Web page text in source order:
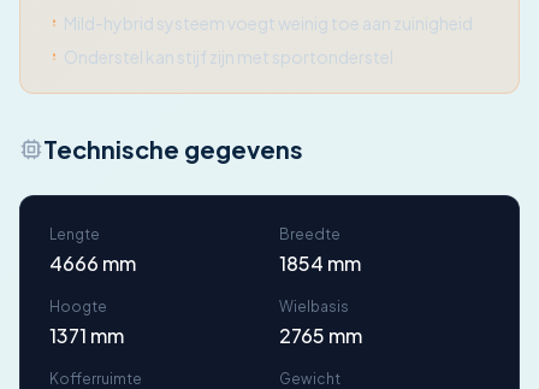
Mild-hybrid systeem voegt weinig toe aan zuinigheid
Onderstel kan stijf zijn met sportonderstel
Technische gegevens
Lengte
4666 mm
Breedte
1854 mm
Hoogte
1371 mm
Wielbasis
2765 mm
Kofferruimte Gewicht